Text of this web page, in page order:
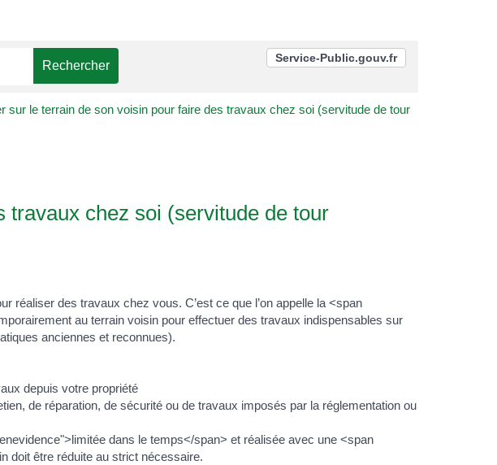
Service-Public.gouv.fr
sur le terrain de son voisin pour faire des travaux chez soi (servitude de tour
travaux chez soi (servitude de tour
des travaux chez vous. C’est ce que l’on appelle la <span
au terrain voisin pour effectuer des travaux indispensables sur
anciennes et reconnues).
depuis votre propriété
de réparation, de sécurité ou de travaux imposés par la réglementation ou
dans le temps</span> et réalisée avec une <span
doit être réduite au strict nécessaire.